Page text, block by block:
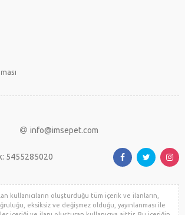
info@imsepet.com
5455285020
kullanıcıların oluşturduğu tüm içerik ve ilanların,
eksiksiz ve değişmez olduğu, yayınlanması ile